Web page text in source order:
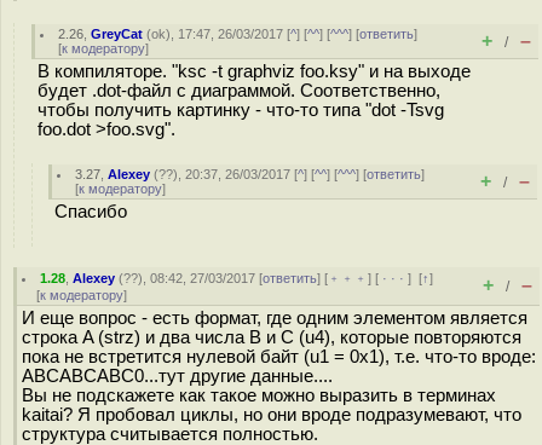
2.26 ,GreyCat (ok), 17:47, 26/03/2017 [^] [^^] [^^^] [ответить]
[к модератору] + / –
В компиляторе. "ksc -t graphviz foo.ksy" и на выходе
будет .dot-файл с диаграммой. Соответственно,
чтобы получить картинку - что-то типа "dot -Tsvg
foo.dot >foo.svg".
3.27 ,Alexey (??), 20:37, 26/03/2017 [^] [^^] [^^^] [ответить]
[к модератору] + / –
Спасибо
1.28 ,Alexey (??), 08:42, 27/03/2017 [ответить] [ ﹢﹢﹢] [ · · ·][↑]
[к модератору] + / –
И еще вопрос - есть формат, где одним элементом является
строка A (strz) и два числа B и C (u4), которые повторяются
пока не встретится нулевой байт (u1 = 0x1), т.е. что-то вроде:
ABCABCABC0...тут другие данные....
Вы не подскажете как такое можно выразить в терминах
kaitai? Я пробовал циклы, но они вроде подразумевают, что
структура считывается полностью.